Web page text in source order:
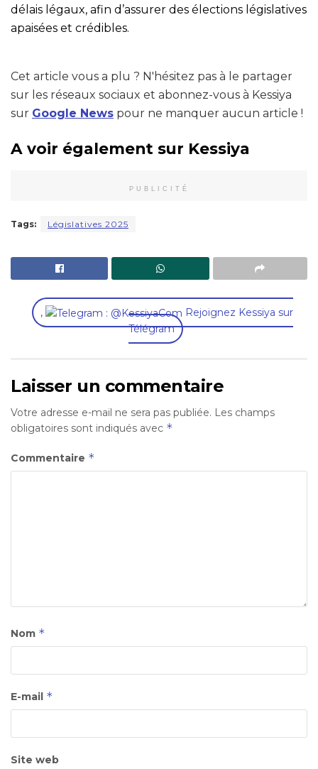
délais légaux, afin d’assurer des élections législatives
apaisées et crédibles.
Cet article vous a plu ? N'hésitez pas à le partager
sur les réseaux sociaux et abonnez-vous à Kessiya
sur Google News pour ne manquer aucun article !
A voir également sur Kessiya
PUBLICITÉ
Tags: Législatives 2025
,
Rejoignez Kessiya sur
Télégram
Laisser un commentaire
Votre adresse e-mail ne sera pas publiée. Les champs
obligatoires sont indiqués avec *
Commentaire *
Nom *
E-mail *
Site web